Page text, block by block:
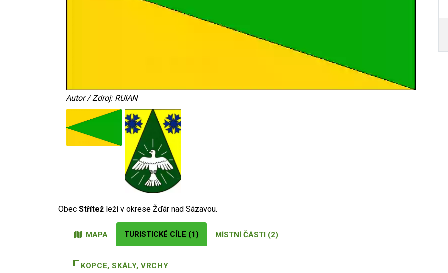
Autor / Zdroj: RUIAN
Obec Střítež leží v okrese Žďár nad Sázavou.
MAPA TURISTICKÉ CÍLE (1) MÍSTNÍ ČÁSTI (2)
KOPCE, SKÁLY, VRCHY